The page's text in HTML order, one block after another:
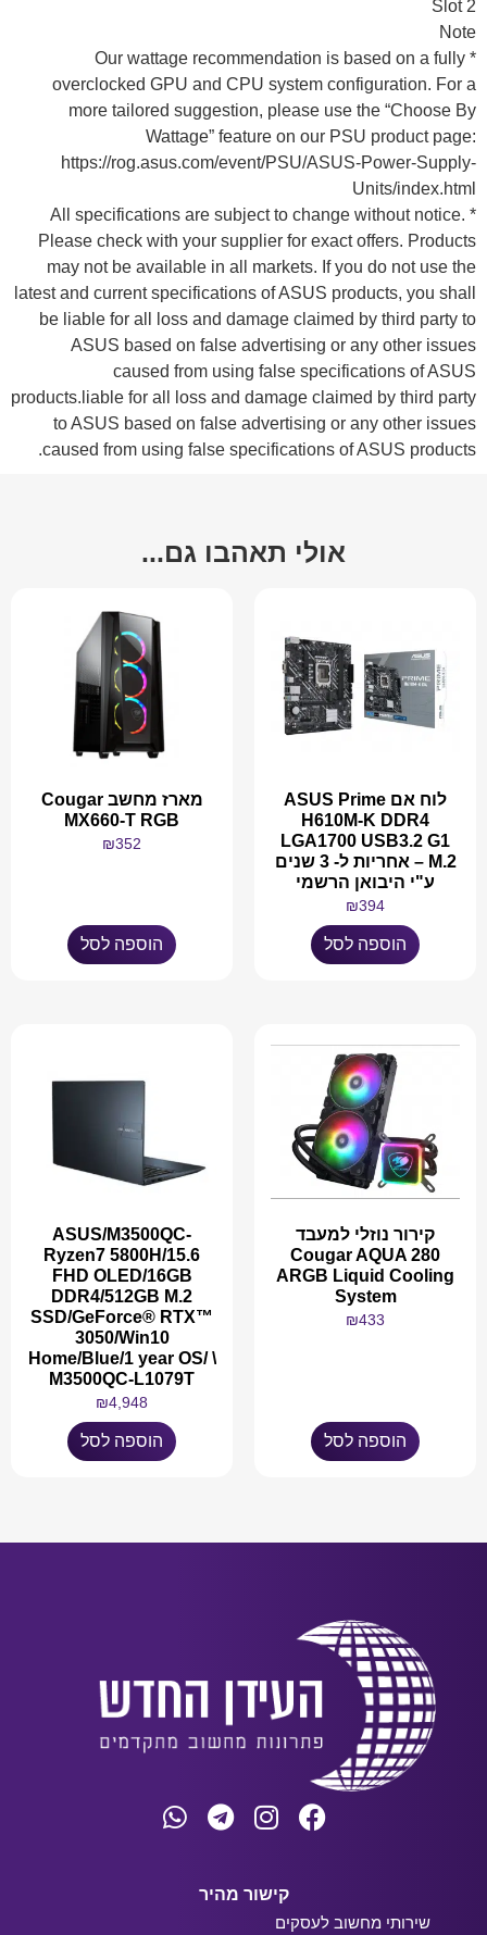
2 Slot
Note
* Our wattage recommendation is based on a fully
overclocked GPU and CPU system configuration. For a
more tailored suggestion, please use the “Choose By
Wattage” feature on our PSU product page:
https://rog.asus.com/event/PSU/ASUS-Power-Supply-
Units/index.html
* All specifications are subject to change without notice.
Please check with your supplier for exact offers. Products
may not be available in all markets. If you do not use the
latest and current specifications of ASUS products, you shall
be liable for all loss and damage claimed by third party to
ASUS based on false advertising or any other issues
caused from using false specifications of ASUS
products.liable for all loss and damage claimed by third party
to ASUS based on false advertising or any other issues
caused from using false specifications of ASUS products.
אולי תאהבו גם...
לוח אם ASUS Prime
H610M-K DDR4
LGA1700 USB3.2 G1
M.2 – אחריות ל- 3 שנים
ע"י היבואן הרשמי
₪394
הוספה לסל
מארז מחשב Cougar
MX660-T RGB
₪352
הוספה לסל
קירור נוזלי למעבד
Cougar AQUA 280
ARGB Liquid Cooling
System
₪433
הוספה לסל
ASUS/M3500QC-
Ryzen7 5800H/15.6
FHD OLED/16GB
DDR4/512GB M.2
SSD/GeForce® RTX™
3050/Win10
Home/Blue/1 year OS/ \
M3500QC-L1079T
₪4,948
הוספה לסל
קישור מהיר
שירותי מחשוב לעסקים